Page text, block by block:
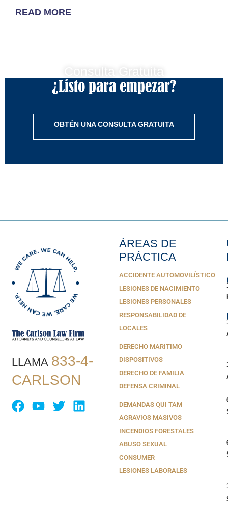
READ MORE
Consulta Gratuita
¿Listo para empezar?
OBTÉN UNA CONSULTA GRATUITA
LLAMA 833-4-
CARLSON
ÁREAS DE
PRÁCTICA
ACCIDENTE AUTOMOVILÍSTICO
LESIONES DE NACIMIENTO
LESIONES PERSONALES
RESPONSABILIDAD DE
LOCALES
DERECHO MARITIMO
DISPOSITIVOS
DERECHO DE FAMILIA
DEFENSA CRIMINAL
DEMANDAS QUI TAM
AGRAVIOS MASIVOS
INCENDIOS FORESTALES
ABUSO SEXUAL
CONSUMER
LESIONES LABORALES